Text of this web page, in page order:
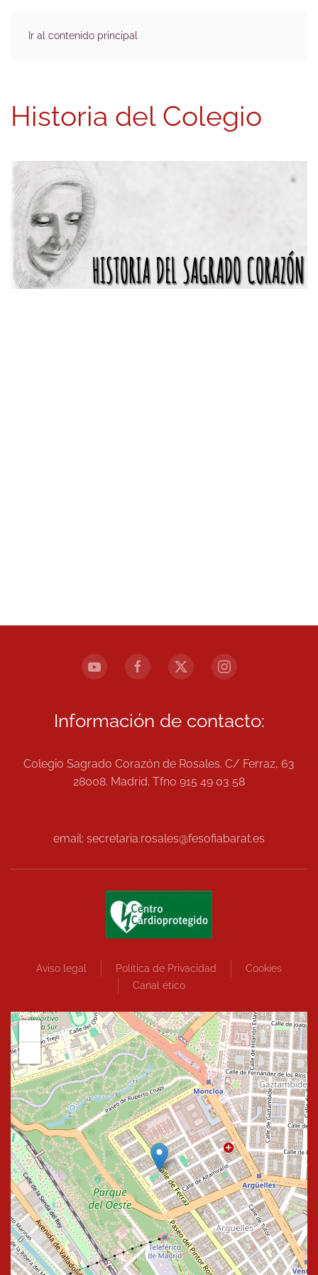
Ir al contenido principal
Historia del Colegio
Información de contacto:
Colegio Sagrado Corazón de Rosales. C/ Ferraz, 63
28008. Madrid. Tfno 915 49 03 58
email: secretaria.rosales@fesofiabarat.es
Aviso legal Política de Privacidad
Cookies
Canal ético